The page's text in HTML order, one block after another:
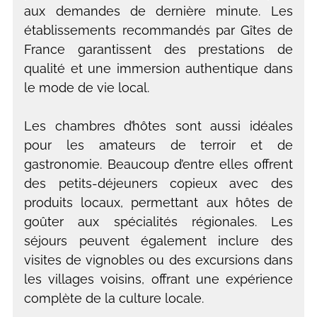
aux demandes de dernière minute. Les
établissements recommandés par Gîtes de
France garantissent des prestations de
qualité et une immersion authentique dans
le mode de vie local.
Les chambres d’hôtes sont aussi idéales
pour les amateurs de terroir et de
gastronomie. Beaucoup d’entre elles offrent
des petits-déjeuners copieux avec des
produits locaux, permettant aux hôtes de
goûter aux spécialités régionales. Les
séjours peuvent également inclure des
visites de vignobles ou des excursions dans
les villages voisins, offrant une expérience
complète de la culture locale.